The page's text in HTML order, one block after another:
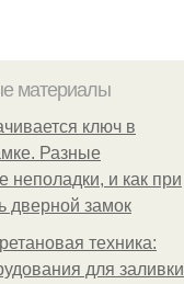
материалы
ключ в
Разные
неполадки, и как при
дверной замок
техника:
для заливки